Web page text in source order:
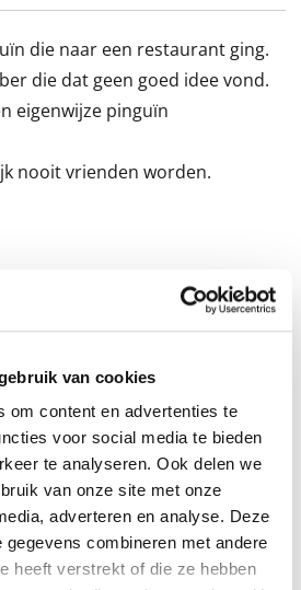
van cookies
om content en advertenties te
voor social media te bieden
te analyseren. Ook delen we
van onze site met onze
adverteren en analyse. Deze
gegevens combineren met andere
heeft verstrekt of die ze hebben
die naar een restaurant ging.
die dat geen goed idee vond.
eigenwijze pinguïn
nooit vrienden worden.
Griffel-winnares Joukje Akveld
van het Jaar maakten:
geeft een feestje.
lijn en frisse kleurvlakken.'
Pieterse Prijs over de